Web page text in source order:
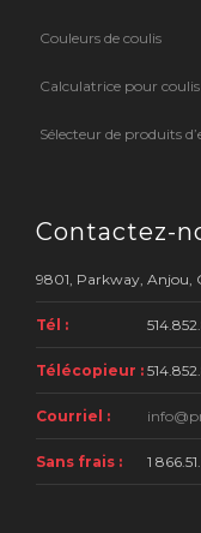
Couleurs de coulis
Calculatrice pour coulis
Sélecteur de produits
Contactez-
9801, Parkway, Anjou,
Tél :
Télécopieur :
Courriel :
Sans frais : 1